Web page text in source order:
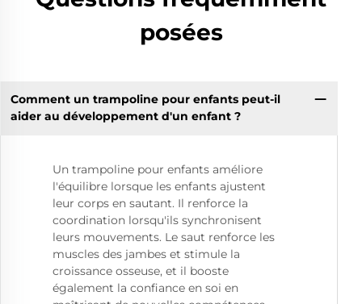
posées
Comment un trampoline pour enfants peut-il
aider au développement d'un enfant ?
Un trampoline pour enfants améliore
l'équilibre lorsque les enfants ajustent
leur corps en sautant. Il renforce la
coordination lorsqu'ils synchronisent
leurs mouvements. Le saut renforce les
muscles des jambes et stimule la
croissance osseuse, et il booste
également la confiance en soi en